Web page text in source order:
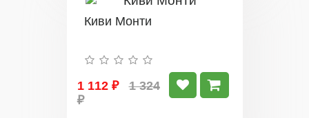
Киви Монти
1 112 ₽
1 324
₽